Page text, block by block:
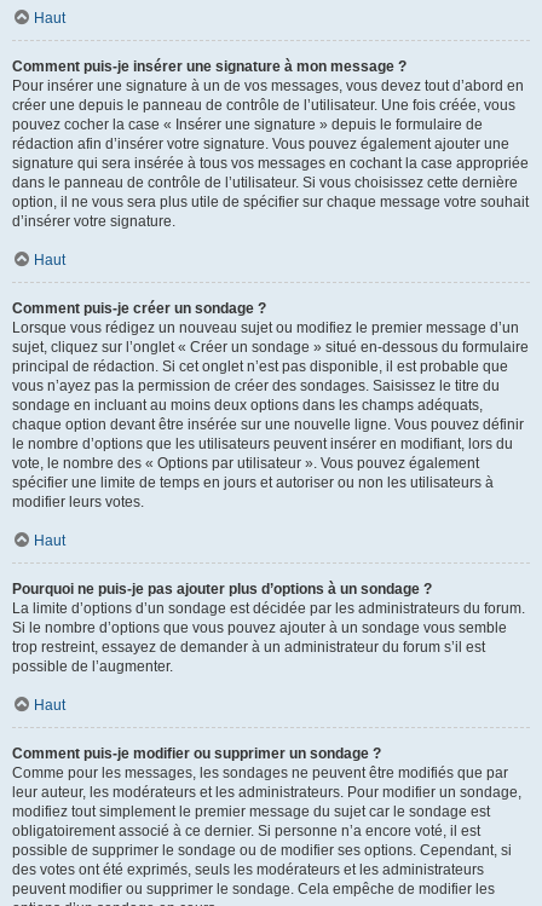
Haut
Comment puis-je insérer une signature à mon message ?
Pour insérer une signature à un de vos messages, vous devez tout d’abord en
créer une depuis le panneau de contrôle de l’utilisateur. Une fois créée, vous
pouvez cocher la case « Insérer une signature » depuis le formulaire de
rédaction afin d’insérer votre signature. Vous pouvez également ajouter une
signature qui sera insérée à tous vos messages en cochant la case appropriée
dans le panneau de contrôle de l’utilisateur. Si vous choisissez cette dernière
option, il ne vous sera plus utile de spécifier sur chaque message votre souhait
d’insérer votre signature.
Haut
Comment puis-je créer un sondage ?
Lorsque vous rédigez un nouveau sujet ou modifiez le premier message d’un
sujet, cliquez sur l’onglet « Créer un sondage » situé en-dessous du formulaire
principal de rédaction. Si cet onglet n’est pas disponible, il est probable que
vous n’ayez pas la permission de créer des sondages. Saisissez le titre du
sondage en incluant au moins deux options dans les champs adéquats,
chaque option devant être insérée sur une nouvelle ligne. Vous pouvez définir
le nombre d’options que les utilisateurs peuvent insérer en modifiant, lors du
vote, le nombre des « Options par utilisateur ». Vous pouvez également
spécifier une limite de temps en jours et autoriser ou non les utilisateurs à
modifier leurs votes.
Haut
Pourquoi ne puis-je pas ajouter plus d’options à un sondage ?
La limite d’options d’un sondage est décidée par les administrateurs du forum.
Si le nombre d’options que vous pouvez ajouter à un sondage vous semble
trop restreint, essayez de demander à un administrateur du forum s’il est
possible de l’augmenter.
Haut
Comment puis-je modifier ou supprimer un sondage ?
Comme pour les messages, les sondages ne peuvent être modifiés que par
leur auteur, les modérateurs et les administrateurs. Pour modifier un sondage,
modifiez tout simplement le premier message du sujet car le sondage est
obligatoirement associé à ce dernier. Si personne n’a encore voté, il est
possible de supprimer le sondage ou de modifier ses options. Cependant, si
des votes ont été exprimés, seuls les modérateurs et les administrateurs
peuvent modifier ou supprimer le sondage. Cela empêche de modifier les